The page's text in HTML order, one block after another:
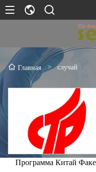
Главная > случай
Программа Китай